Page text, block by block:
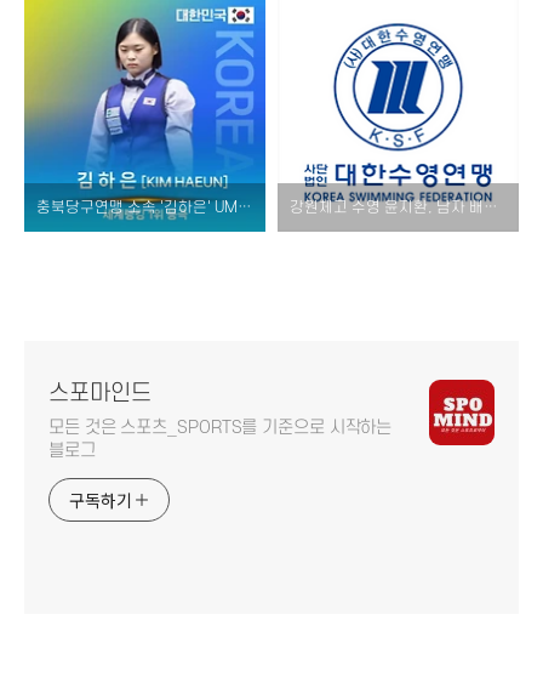
충북당구연맹 소속 '김하은' UMB 3쿠션 여자 세계랭킹 1위 등극! 강원체고 수영 윤지환, 남자 배영 50m 한국 신기록 갱신!
스포마인드
모든 것은 스포츠_SPORTS를 기준으로 시작하는
블로그
구독하기